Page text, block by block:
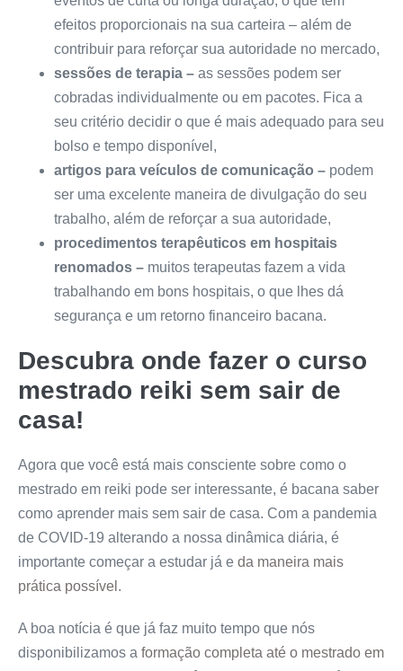
efeitos proporcionais na sua carteira – além de
contribuir para reforçar sua autoridade no mercado,
sessões de terapia – as sessões podem ser
cobradas individualmente ou em pacotes. Fica a
seu critério decidir o que é mais adequado para seu
bolso e tempo disponível,
artigos para veículos de comunicação – podem
ser uma excelente maneira de divulgação do seu
trabalho, além de reforçar a sua autoridade,
procedimentos terapêuticos em hospitais
renomados – muitos terapeutas fazem a vida
trabalhando em bons hospitais, o que lhes dá
segurança e um retorno financeiro bacana.
Descubra onde fazer o curso
mestrado reiki sem sair de
casa!
Agora que você está mais consciente sobre como o
mestrado em reiki pode ser interessante, é bacana saber
como aprender mais sem sair de casa. Com a pandemia
de COVID-19 alterando a nossa dinâmica diária, é
importante começar a estudar já e da maneira mais
prática possível .
A boa notícia é que já faz muito tempo que nós
disponibilizamos a formação completa até o mestrado em